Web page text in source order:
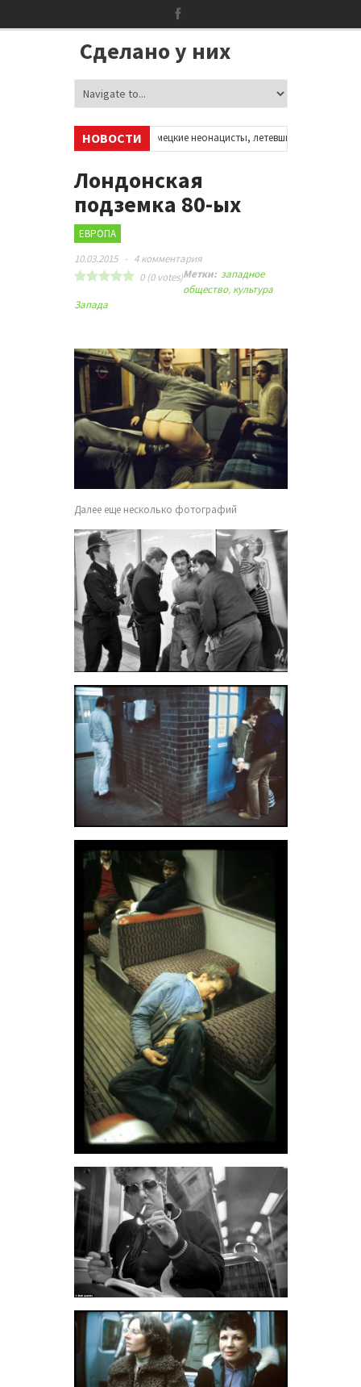
Сделано у них
НОВОСТИ
•
Немецкие неонацисты, летевшие на отдых в Испанию,
бездомных мигрантов оккупировали аэропорт в Париже
Лондонская
подземка 80-ых
ЕВРОПА
10.03.2015 - 4 комментария
0(0votes)Метки: западное
общество, культура
Запада
Далее еще несколько фотографий